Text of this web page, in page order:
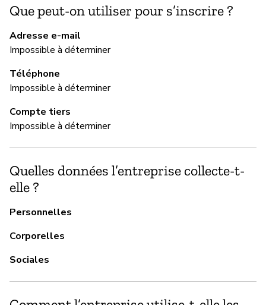
Que peut-on utiliser pour s’inscrire ?
Adresse e-mail
Impossible à déterminer
Téléphone
Impossible à déterminer
Compte tiers
Impossible à déterminer
Quelles données l’entreprise collecte-t-
elle ?
Personnelles
Corporelles
Sociales